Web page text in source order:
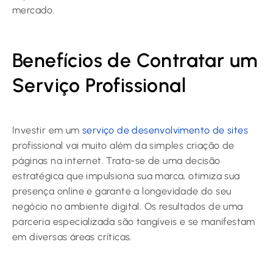
mercado.
Benefícios de Contratar um
Serviço Profissional
Investir em umserviço de desenvolvimento de sites
profissional vai muito além da simples criação de
páginas na internet. Trata-se de uma decisão
estratégica que impulsiona sua marca, otimiza sua
presença online e garante a longevidade do seu
negócio no ambiente digital. Os resultados de uma
parceria especializada são tangíveis e se manifestam
em diversas áreas críticas.